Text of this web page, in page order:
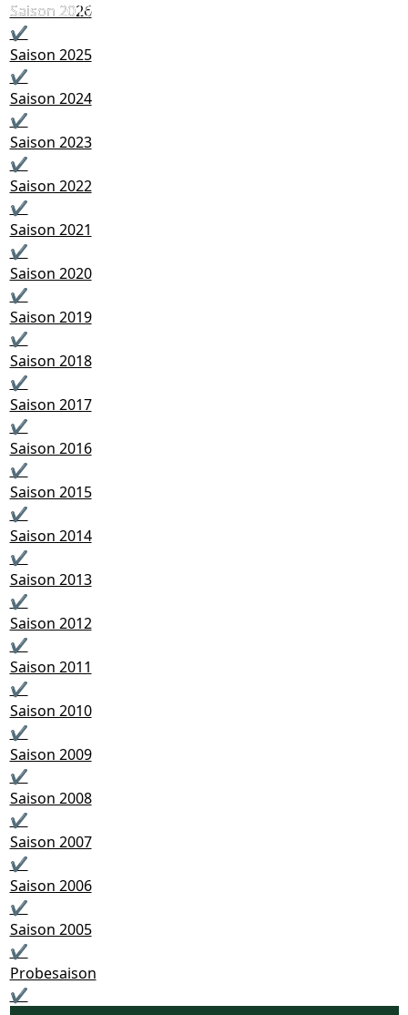
Saison 2019
Saison 2026
✔
Saison 2025
✔
Saison 2024
✔
Saison 2023
✔
Saison 2022
✔
Saison 2021
✔
Saison 2020
✔
Saison 2019
✔
Saison 2018
✔
Saison 2017
✔
Saison 2016
✔
Saison 2015
✔
Saison 2014
✔
Saison 2013
✔
Saison 2012
✔
Saison 2011
✔
Saison 2010
✔
Saison 2009
✔
Saison 2008
✔
Saison 2007
✔
Saison 2006
✔
Saison 2005
✔
Probesaison
✔